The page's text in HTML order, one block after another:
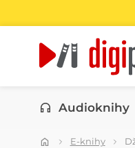
Kategorie
Audioknihy
E-knihy